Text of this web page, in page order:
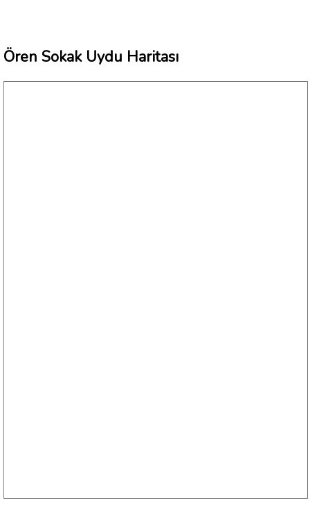
Ören Sokak Uydu Haritası